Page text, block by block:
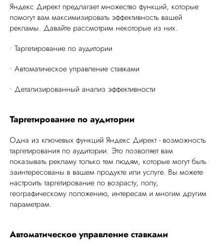
Яндекс Директ предлагает множество функций, которые
помогут вам максимизировать эффективность вашей
рекламы. Давайте рассмотрим некоторые из них.
• Таргетирование по аудитории
• Автоматическое управление ставками
• Детализированный анализ эффективности
Таргетирование по аудитории
Одна из ключевых функций Яндекс Директ - возможность
таргетирования по аудитории. Это позволяет вам
показывать рекламу только тем людям, которые могут быть
заинтересованы в вашем продукте или услуге. Вы можете
настроить таргетирование по возрасту, полу,
географическому положению, интересам и многим другим
параметрам.
Автоматическое управление ставками